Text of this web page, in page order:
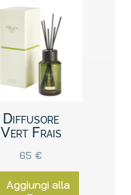
Diffusore
Vert Frais
65 €
Aggiungi alla